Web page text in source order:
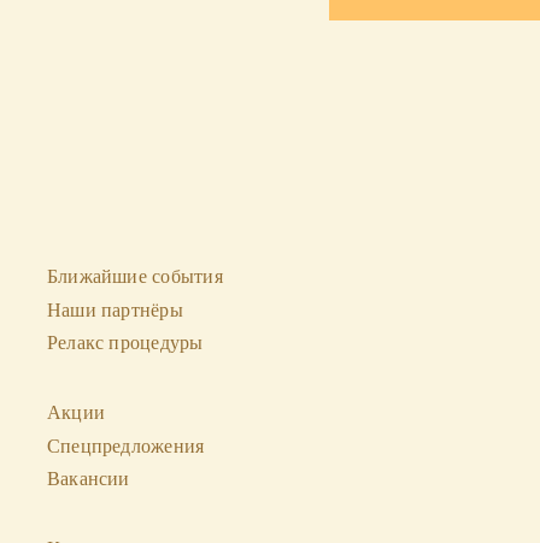
Ближайшие события
Наши партнёры
Релакс процедуры
Акции
Спецпредложения
Вакансии